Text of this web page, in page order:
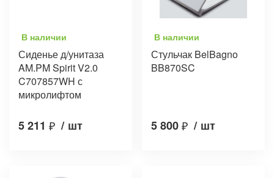
В наличии
Сиденье д/унитаза
AM.PM Spirit V2.0
C707857WH с
микролифтом
5 211 ₽ / шт
В наличии
Стульчак BelBagno
BB870SC
5 800₽ / шт